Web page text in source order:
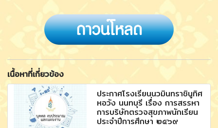
เนื้อหาที่เกี่ยวข้อง
ประกาศโรงเรียนนวมินทราชินูทิศ
หอวัง นนทบุรี เรื่อง การสรรหา
การบริษัทตรวจสุขภาพนักเรียน
ประจำปีการศึกษา ๒๕๖๙